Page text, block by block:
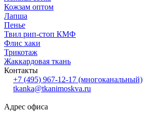
Кожзам оптом
Лапша
Пенье
Твил рип-стоп КМФ
Флис хаки
Трикотаж
Жаккардовая ткань
Контакты
+7 (495) 967-12-17 (многоканальный)
tkanka@tkanimoskva.ru
Адрес офиса